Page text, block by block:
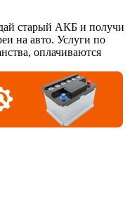
старый АКБ и получи
на авто. Услуги по
оплачиваются